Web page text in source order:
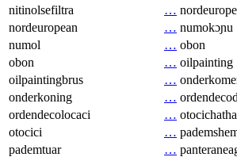
nitinolsefiltra
… nordeurope
nordeuropean
… numokɔɲu
numol
… obon
obon
… oilpainting
oilpaintingbrus
…
onderkoning
…
ordendecolocaci
…
otocici
…
pademtuar
…